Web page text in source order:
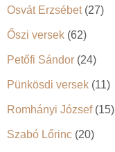
Osvát Erzsébet(27)
Őszi versek (62)
Petőfi Sándor (24)
Pünkösdi versek (11)
Romhányi József(15)
Szabó Lőrinc (20)